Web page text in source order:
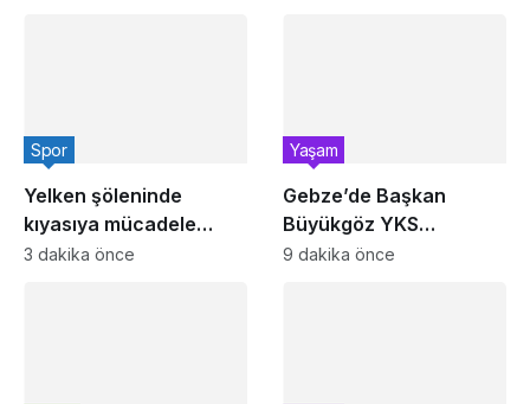
Yelken şöleninde
kıyasıya mücadele
başlıyor
Spor
3 dakika önce
Gebze’de Başkan
Büyükgöz YKS
şampiyonlarını ağırladı
Yaşam
9 dakika önce